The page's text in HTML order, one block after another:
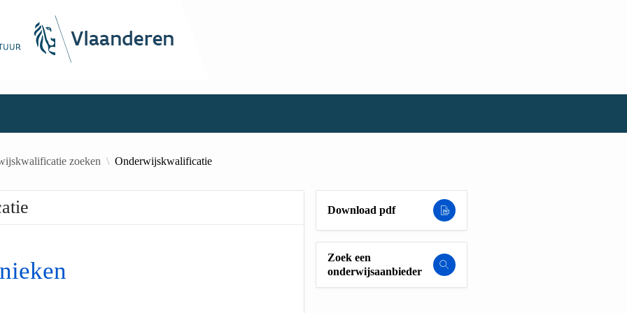
zoeken Onderwijskwalificatie
Download pdf
Zoek een
onderwijsaanbieder